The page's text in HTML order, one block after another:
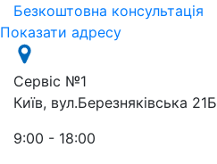
Безкоштовна консультація
Показати адресу
Сервіс №1
Київ, вул.Березняківська 21Б
9:00 - 18:00